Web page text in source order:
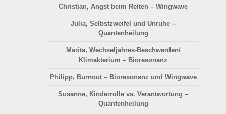
Christian, Angst beim Reiten – Wingwave
Julia, Selbstzweifel und Unruhe –
Quantenheilung
Marita, Wechseljahres-Beschwerden/
Klimakterium – Bioresonanz
Philipp, Burnout – Bioresonanz und Wingwave
Susanne, Kinderrolle vs. Verantwortung –
Quantenheilung